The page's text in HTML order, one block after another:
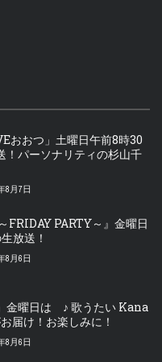
おおつ」土曜日午前8時30
！パーソナリティの杉山千
8月7日
FRIDAY PARTY～』金曜日
放送！
8月6日
金曜日は ♪ 歌うたい Kana
届け！お楽しみに！
8月6日